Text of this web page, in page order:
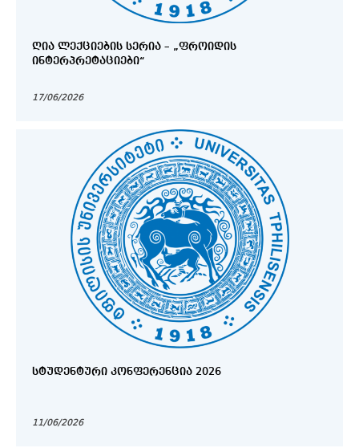
ᲦᲘᲐ ᲚᲔᲥᲪᲘᲔᲑᲘᲡ ᲡᲔᲠᲘᲐ – „ᲤᲠᲝᲘᲓᲘᲡ
ᲘᲜᲢᲔᲠᲞᲠᲔᲢᲐᲪᲘᲔᲑᲘ“
17/06/2026
ᲡᲢᲣᲓᲔᲜᲢᲣᲠᲘ ᲙᲝᲜᲤᲔᲠᲔᲜᲪᲘᲐ 2026
11/06/2026